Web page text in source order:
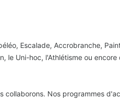
Escalade, Accrobranche,
le Uni-hoc, l'Athlétisme ou encore
Nos programmes